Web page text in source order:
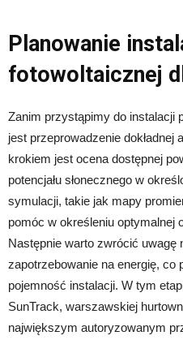
Planowanie
fotowoltaicznej
Zanim przystąpimy do instalacji
jest przeprowadzenie
krokiem jest ocena dostępnej
potencjału słonecznego w
symulacji, takie jak mapy
pomóc w określeniu optymalnej
Następnie warto zwrócić uwagę
zapotrzebowanie na energię, co
pojemność instalacji. W tym
SunTrack, warszawskiej
największym autoryzowanym